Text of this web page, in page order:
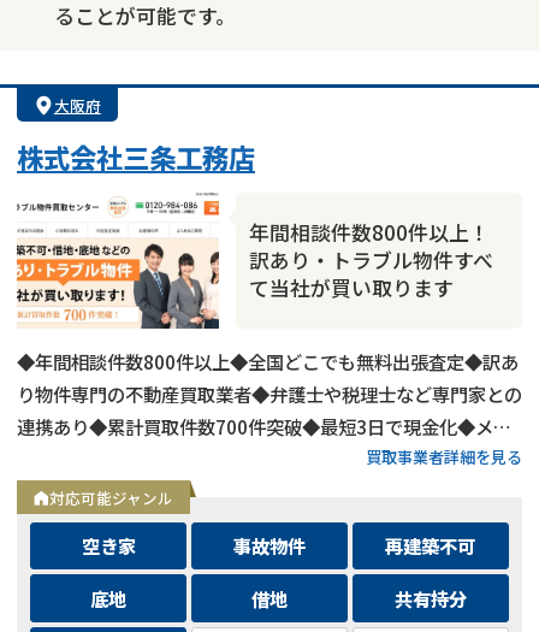
ることが可能です。
大阪府
株式会社三条工務店
年間相談件数800件以上！
訳あり・トラブル物件すべ
て当社が買い取ります
◆年間相談件数800件以上◆全国どこでも無料出張査定◆訳あ
り物件専門の不動産買取業者◆弁護士や税理士など専門家との
連携あり◆累計買取件数700件突破◆最短3日で現金化◆メー
買取事業者詳細を見る
対応可能ジャンル
空き家 事故物件
再建築不可
底地
借地
共有持分